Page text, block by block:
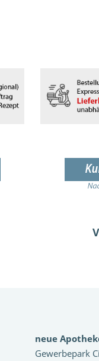
neue
Gewerbepark